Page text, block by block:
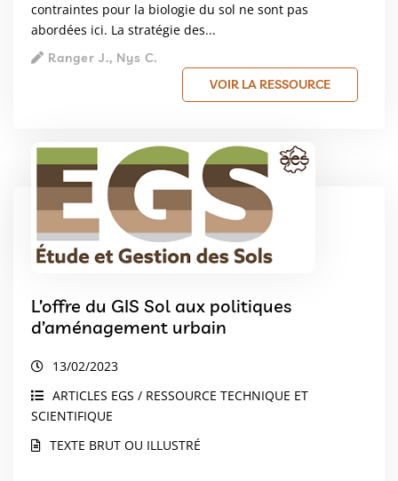
contraintes pour la biologie du sol ne sont pas
abordées ici. La stratégie des...
Ranger J., Nys C.
VOIR LA RESSOURCE
L’offre du GIS Sol aux politiques
d’aménagement urbain
13/02/2023
ARTICLES EGS / RESSOURCE TECHNIQUE ET
SCIENTIFIQUE
TEXTE BRUT OU ILLUSTRÉ